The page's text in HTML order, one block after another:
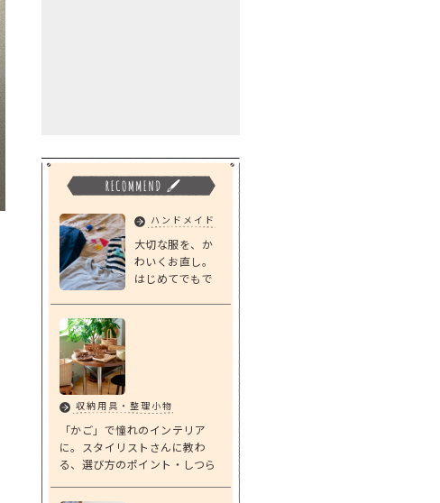
ハンドメイド
大切な服を、か
わいくお直し。
はじめてでもで
収納用具・整理小物
「かご」で憧れのインテリア
に。スタイリストさんに教わ
る、選び方のポイント・しつら